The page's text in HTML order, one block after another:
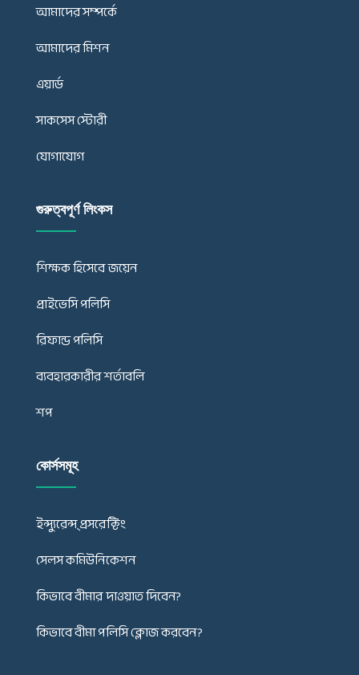
আমাদের সম্পর্কে
আমাদের মিশন
এয়ার্ড
সাকসেস স্টোরী
যোগাযোগ
গুরুত্বপূর্ণ লিংকস
শিক্ষক হিসেবে জয়েন
প্রাইভেসি পলিসি
রিফান্ড পলিসি
ব্যবহারকারীর শর্তাবলি
শপ
কোর্সসমূহ
ইন্স্যুরেন্স্ প্রসরেক্টিং
সেলস কমিউনিকেশন
কিভাবে বীমার দাওয়াত দিবেন?
কিভাবে বীমা পলিসি ক্লোজ করবেন?